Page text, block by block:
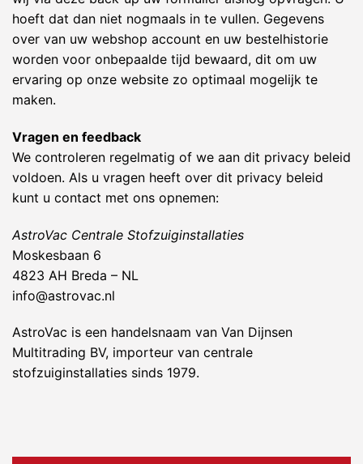
hoeft dat dan niet nogmaals in te vullen. Gegevens
over van uw webshop account en uw bestelhistorie
worden voor onbepaalde tijd bewaard, dit om uw
ervaring op onze website zo optimaal mogelijk te
maken.
Vragen en feedback
We controleren regelmatig of we aan dit privacy beleid
voldoen. Als u vragen heeft over dit privacy beleid
kunt u contact met ons opnemen:
AstroVac Centrale Stofzuiginstallaties
Moskesbaan 6
4823 AH Breda – NL
info@astrovac.nl
AstroVac is een handelsnaam van Van Dijnsen
Multitrading BV, importeur van centrale
stofzuiginstallaties sinds 1979.